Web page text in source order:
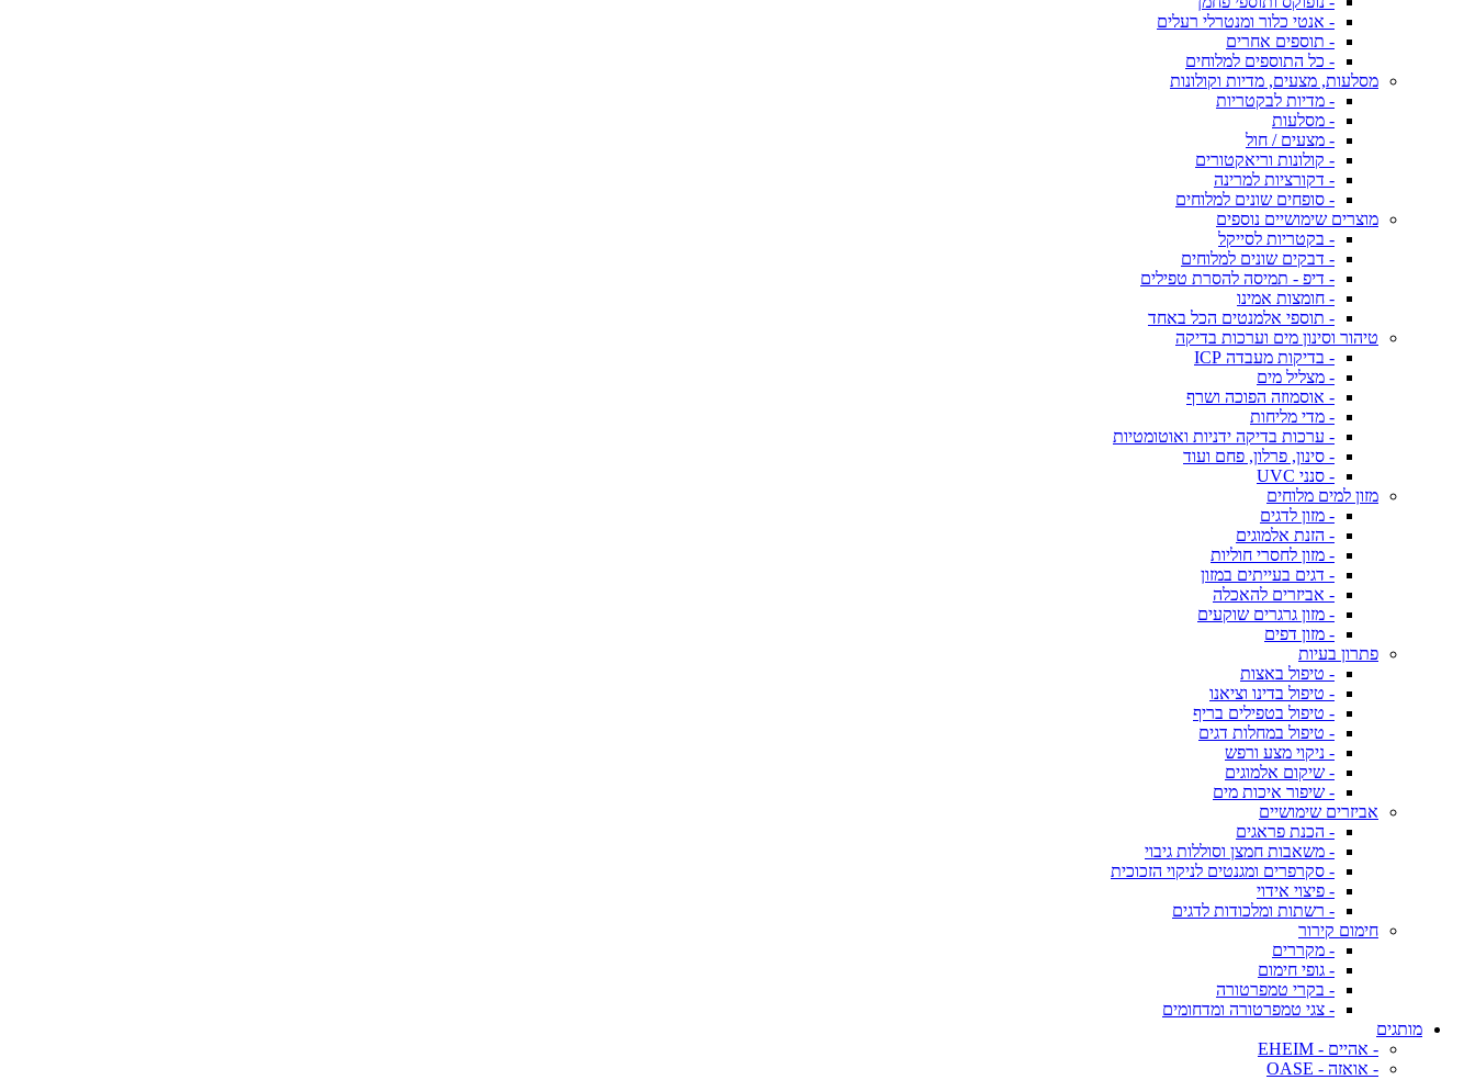
- אנטי כלור ומנטרלי רעלים
- תוספים אחרים
- כל התוספים למלוחים
מסלעות, מצעים, מדיות וקולונות
- מדיות לבקטריות
- מסלעות
- מצעים / חול
- קולונות וריאקטורים
- דקורציות למרינה
- סופחים שונים למלוחים
מוצרים שימושיים נוספים
- בקטריות לסייקל
- דבקים שונים למלוחים
- דיפ - תמיסה להסרת טפילים
- חומצות אמינו
- תוספי אלמנטים הכל באחד
טיהור וסינון מים וערכות בדיקה
- בדיקות מעבדה ICP
- מצליל מים
- אוסמוזה הפוכה ושרף
- מדי מליחות
- ערכות בדיקה ידניות ואוטומטיות
- סינון, פרלון, פחם ועוד
- סנני UVC
מזון למים מלוחים
- מזון לדגים
- הזנת אלמוגים
- מזון לחסרי חוליות
- דגים בעייתים במזון
- אביזרים להאכלה
- מזון גרגרים שוקעים
- מזון דפים
פתרון בעיות
- טיפול באצות
- טיפול בדינו וציאנו
- טיפול בטפילים בריף
- טיפול במחלות דגים
- ניקוי מצע ורפש
- שיקום אלמוגים
- שיפור איכות מים
אביזרים שימושיים
- הכנת פראגים
- משאבות חמצן וסוללות גיבוי
- סקרפרים ומגנטים לניקוי הזכוכית
- פיצוי אידוי
- רשתות ומלכודות לדגים
חימום קירור
- מקררים
- גופי חימום
- בקרי טמפרטורה
- צגי טמפרטורה ומדחומים
מותגים
- אהיים - EHEIM
- אואזה - OASE